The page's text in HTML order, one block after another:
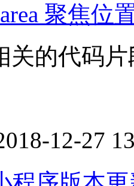
聚焦位
关的代码
12-27